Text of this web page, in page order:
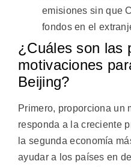
emisiones sin que
fondos en el
¿Cuáles son las
motivaciones
Beijing?
Primero, proporciona un
responda a la creciente
la segunda economía
ayudar a los países en